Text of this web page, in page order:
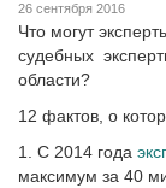
26 сентября 2016
Что могут
судебных
области?
12 фактов, о
1. С 2014 года
максимум за 40